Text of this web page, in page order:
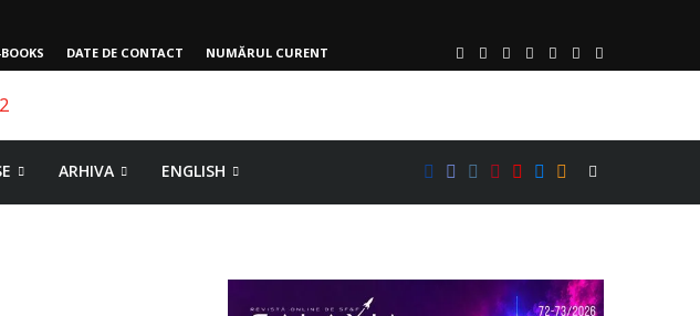
BOOKS DATE DE CONTACT NUMĂRUL CURENT
ARHIVA ENGLISH